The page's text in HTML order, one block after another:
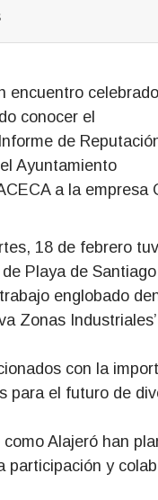
encuentro
conocer el
de
Ayuntamiento
a la empresa
18 de febrero
Playa de
englobado
Zonas
con la
para el futuro de
Alajeró han
participación y